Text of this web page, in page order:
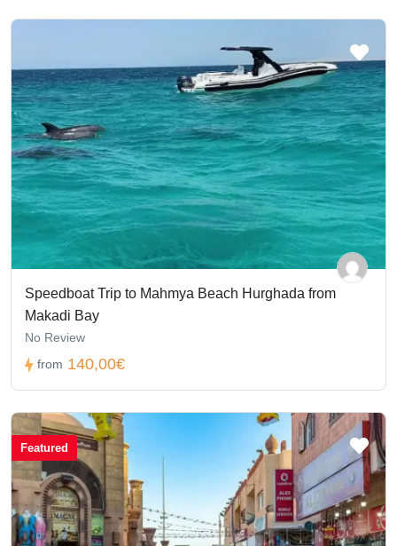
Speedboat Trip to Mahmya Beach Hurghada from
Makadi Bay
No Review
from 140,00€
Featured